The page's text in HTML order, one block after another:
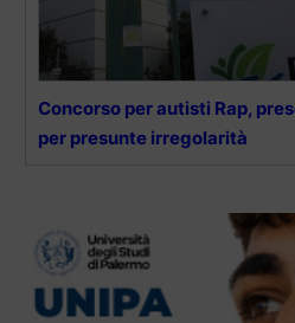
Concorso per autisti Rap,
per presunte irregolarità